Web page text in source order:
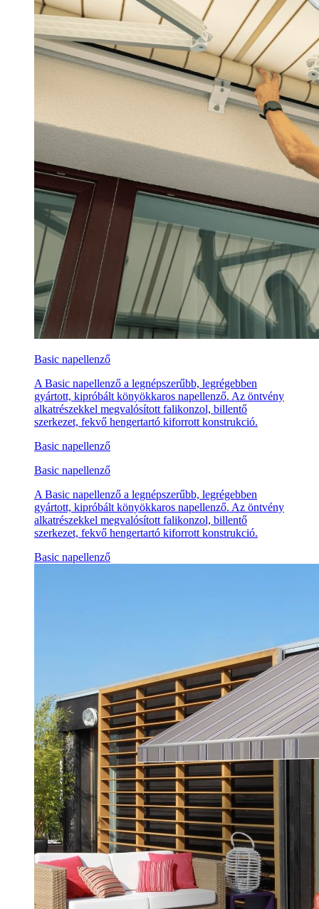
Basic napellenző
A Basic napellenző a legnépszerűbb, legrégebben
gyártott, kipróbált könyökkaros napellenző. Az öntvény
alkatrészekkel megvalósított falikonzol, billentő
szerkezet, fekvő hengertartó kiforrott konstrukció.
Basic napellenző
Basic napellenző
A Basic napellenző a legnépszerűbb, legrégebben
gyártott, kipróbált könyökkaros napellenző. Az öntvény
alkatrészekkel megvalósított falikonzol, billentő
szerkezet, fekvő hengertartó kiforrott konstrukció.
Basic napellenző